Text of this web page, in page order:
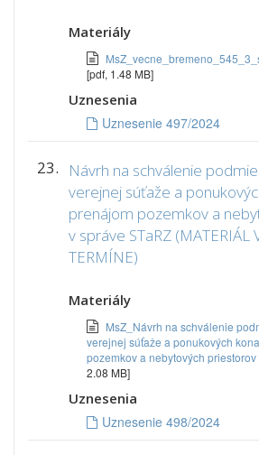
Materiály
[pdf, 1.48 MB]
Uznesenia
Uznesenie 497/2024
23.
Návrh na schválenie
verejnej súťaže a
prenájom pozemkov a
v správe STaRZ (MATERIÁL
TERMÍNE)
Materiály
MsZ_Návrh na schválenie
verejnej súťaže a ponukových
pozemkov a nebytových priestorov
2.08 MB]
Uznesenia
Uznesenie 498/2024